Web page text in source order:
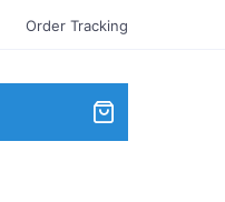
Order Tracking